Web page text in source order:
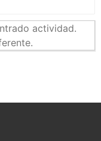
actividad.